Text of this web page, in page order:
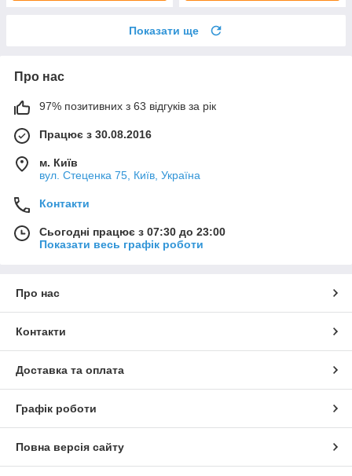
Показати ще
Про нас
97% позитивних з 63 відгуків за рік
Працює з 30.08.2016
м. Київ
вул. Стеценка 75, Київ, Україна
Контакти
Сьогодні працює з 07:30 до 23:00
Показати весь графік роботи
Про нас
Контакти
Доставка та оплата
Графік роботи
Повна версія сайту